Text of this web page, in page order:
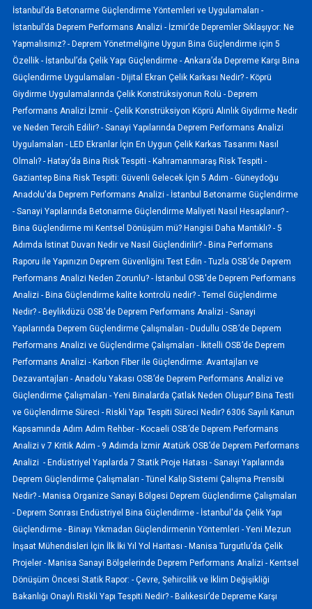
İstanbul’da Betonarme Güçlendirme Yöntemleri ve Uygulamaları -
İstanbul’da Deprem Performans Analizi - İzmir’de Depremler Sıklaşıyor: Ne
Yapmalısınız? - Deprem Yönetmeliğine Uygun Bina Güçlendirme için 5
Özellik - İstanbul’da Çelik Yapı Güçlendirme - Ankara’da Depreme Karşı Bina
Güçlendirme Uygulamaları - Dijital Ekran Çelik Karkası Nedir? - Köprü
Giydirme Uygulamalarında Çelik Konstrüksiyonun Rolü - Deprem
Performans Analizi İzmir - Çelik Konstrüksiyon Köprü Alınlık Giydirme Nedir
ve Neden Tercih Edilir? - Sanayi Yapılarında Deprem Performans Analizi
Uygulamaları - LED Ekranlar İçin En Uygun Çelik Karkas Tasarımı Nasıl
Olmalı? - Hatay’da Bina Risk Tespiti - Kahramanmaraş Risk Tespiti -
Gaziantep Bina Risk Tespiti: Güvenli Gelecek İçin 5 Adım - Güneydoğu
Anadolu'da Deprem Performans Analizi - İstanbul Betonarme Güçlendirme
- Sanayi Yapılarında Betonarme Güçlendirme Maliyeti Nasıl Hesaplanır? -
Bina Güçlendirme mi Kentsel Dönüşüm mü? Hangisi Daha Mantıklı? - 5
Adımda İstinat Duvarı Nedir ve Nasıl Güçlendirilir? - Bina Performans
Raporu ile Yapınızın Deprem Güvenliğini Test Edin - Tuzla OSB’de Deprem
Performans Analizi Neden Zorunlu? - İstanbul OSB'de Deprem Performans
Analizi - Bina Güçlendirme kalite kontrolü nedir? - Temel Güçlendirme
Nedir? - Beylikdüzü OSB'de Deprem Performans Analizi - Sanayi
Yapılarında Deprem Güçlendirme Çalışmaları - Dudullu OSB’de Deprem
Performans Analizi ve Güçlendirme Çalışmaları - İkitelli OSB’de Deprem
Performans Analizi - Karbon Fiber ile Güçlendirme: Avantajları ve
Dezavantajları - Anadolu Yakası OSB’de Deprem Performans Analizi ve
Güçlendirme Çalışmaları - Yeni Binalarda Çatlak Neden Oluşur? Bina Testi
ve Güçlendirme Süreci - Riskli Yapı Tespiti Süreci Nedir? 6306 Sayılı Kanun
Kapsamında Adım Adım Rehber - Kocaeli OSB’de Deprem Performans
Analizi v 7 Kritik Adım - 9 Adımda İzmir Atatürk OSB’de Deprem Performans
Analizi - Endüstriyel Yapılarda 7 Statik Proje Hatası - Sanayi Yapılarında
Deprem Güçlendirme Çalışmaları - Tünel Kalıp Sistemi Çalışma Prensibi
Nedir? - Manisa Organize Sanayi Bölgesi Deprem Güçlendirme Çalışmaları
- Deprem Sonrası Endüstriyel Bina Güçlendirme - İstanbul'da Çelik Yapı
Güçlendirme - Binayı Yıkmadan Güçlendirmenin Yöntemleri - Yeni Mezun
İnşaat Mühendisleri İçin İlk İki Yıl Yol Haritası - Manisa Turgutlu’da Çelik
Projeler - Manisa Sanayi Bölgelerinde Deprem Performans Analizi - Kentsel
Dönüşüm Öncesi Statik Rapor: - Çevre, Şehircilik ve İklim Değişikliği
Bakanlığı Onaylı Riskli Yapı Tespiti Nedir? - Balıkesir’de Depreme Karşı